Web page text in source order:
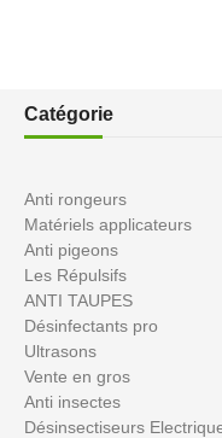
Catégorie
Anti rongeurs
Matériels applicateurs
Anti pigeons
Les Répulsifs
ANTI TAUPES
Désinfectants pro
Ultrasons
Vente en gros
Anti insectes
Désinsectiseurs